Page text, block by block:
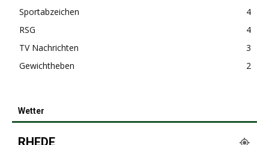
Sportabzeichen
4
RSG
4
TV Nachrichten
3
Gewichtheben
2
Wetter